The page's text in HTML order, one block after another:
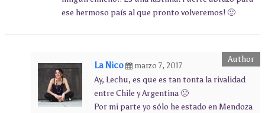
ese hermoso país al que pronto volveremos! 🙂
La Nico marzo 7, 2017
Ay, Lechu, es que es tan tonta la rivalidad
entre Chile y Argentina 🙁
Por mi parte yo sólo he estado en Mendoza